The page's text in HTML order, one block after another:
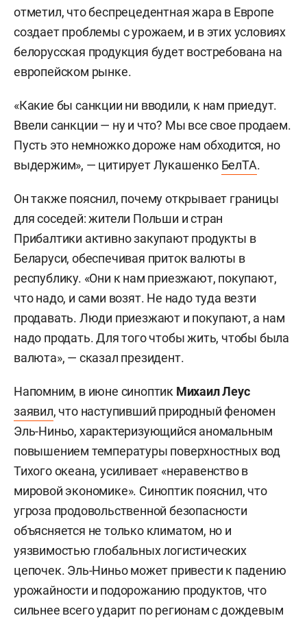
отметил, что беспрецедентная жара в Европе
создает проблемы с урожаем, и в этих условиях
белорусская продукция будет востребована на
европейском рынке.
«Какие бы санкции ни вводили, к нам приедут.
Ввели санкции — ну и что? Мы все свое продаем.
Пусть это немножко дороже нам обходится, но
выдержим», — цитирует Лукашенко БелТА.
Он также пояснил, почему открывает границы
для соседей: жители Польши и стран
Прибалтики активно закупают продукты в
Беларуси, обеспечивая приток валюты в
республику. «Они к нам приезжают, покупают,
что надо, и сами возят. Не надо туда везти
продавать. Люди приезжают и покупают, а нам
надо продать. Для того чтобы жить, чтобы была
валюта», — сказал президент.
Напомним, в июне синоптик Михаил Леус
заявил, что наступивший природный феномен
Эль-Ниньо, характеризующийся аномальным
повышением температуры поверхностных вод
Тихого океана, усиливает «неравенство в
мировой экономике». Синоптик пояснил, что
угроза продовольственной безопасности
объясняется не только климатом, но и
уязвимостью глобальных логистических
цепочек. Эль-Ниньо может привести к падению
урожайности и подорожанию продуктов, что
сильнее всего ударит по регионам с дождевым